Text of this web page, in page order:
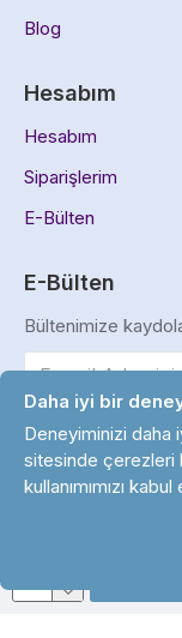
Blog
Hesabım
Hesabım
Siparişlerim
E-Bülten
E-Bülten
Bültenimize
Gizlilik ve Güvenlik
Copyright ©
Daha iyi bir
Deneyiminizi daha
sitesinde çerezleri
kullanımımızı